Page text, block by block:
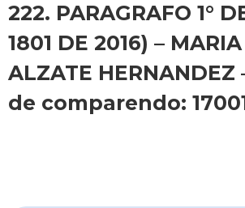
222. PARAGRAFO 1°
1801 DE 2016) –
ALZATE
de comparendo: